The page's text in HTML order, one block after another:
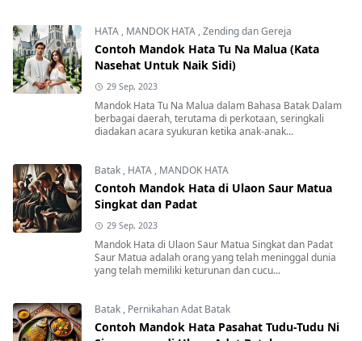
HATA , MANDOK HATA ,Zending dan Gereja
Contoh Mandok Hata Tu Na Malua (Kata
Nasehat Untuk Naik Sidi)
29 Sep, 2023
Mandok Hata Tu Na Malua dalam Bahasa Batak Dalam
berbagai daerah, terutama di perkotaan, seringkali
diadakan acara syukuran ketika anak-anak...
Batak , HATA , MANDOK HATA
Contoh Mandok Hata di Ulaon Saur Matua
Singkat dan Padat
29 Sep, 2023
Mandok Hata di Ulaon Saur Matua Singkat dan Padat
Saur Matua adalah orang yang telah meninggal dunia
yang telah memiliki keturunan dan cucu...
Batak , Pernikahan Adat Batak
Contoh Mandok Hata Pasahat Tudu-Tudu Ni